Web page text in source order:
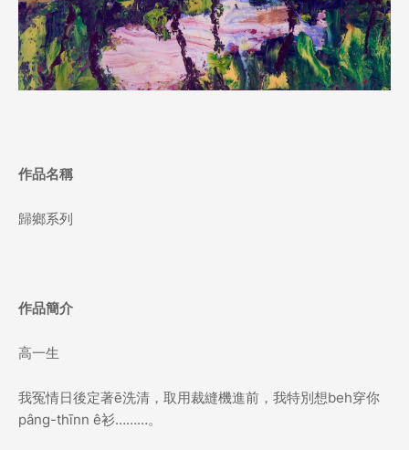
作品名稱
歸鄉系列
作品簡介
高一生
我冤情日後定著ē洗清，取用裁縫機進前，我特別想beh穿你
pâng-thīnn ê衫………。